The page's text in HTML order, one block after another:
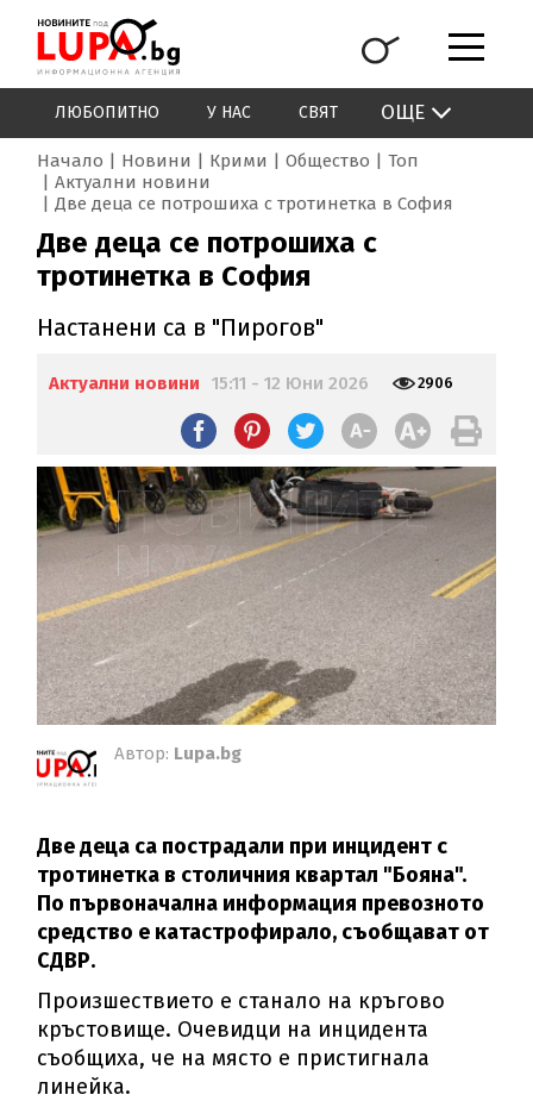
ЛЮБОПИТНО У НАС СВЯТ ОЩЕ
Начало Новини Крими Общество
Топ
Актуални новини
Две деца се потрошиха с тротинетка в София
Две деца се потрошиха с
тротинетка в София
Настанени са в "Пирогов"
Актуални новини 15:11 - 12 Юни 2026 2906
Автор: Lupa.bg
Две деца са пострадали при инцидент с
тротинетка в столичния квартал "Бояна".
По първоначална информация превозното
средство е катастрофирало, съобщават от
СДВР.
Произшествието е станало на кръгово
кръстовище. Очевидци на инцидента
съобщиха, че на място е пристигнала
линейка.